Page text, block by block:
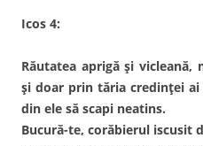
Icos 4:
Răutatea aprigă și
și doar prin tăria credinței
din ele să scapi neatins.
Bucură-te, corăbierul iscusit